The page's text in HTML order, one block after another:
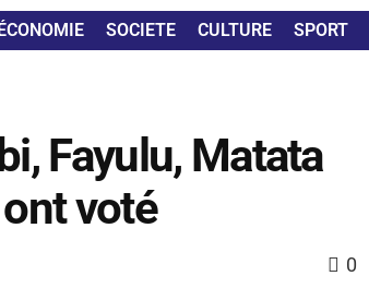
SOCIETE CULTURE SPORT
Fayulu, Matata
voté
0